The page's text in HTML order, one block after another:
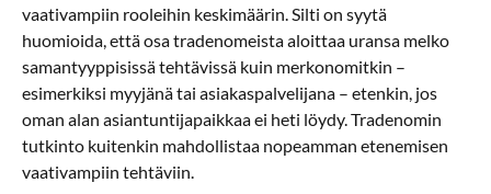
vaativampiin rooleihin keskimäärin. Silti on syytä
huomioida, että osa tradenomeista aloittaa uransa melko
samantyyppisissä tehtävissä kuin merkonomitkin –
esimerkiksi myyjänä tai asiakaspalvelijana – etenkin, jos
oman alan asiantuntijapaikkaa ei heti löydy. Tradenomin
tutkinto kuitenkin mahdollistaa nopeamman etenemisen
vaativampiin tehtäviin.